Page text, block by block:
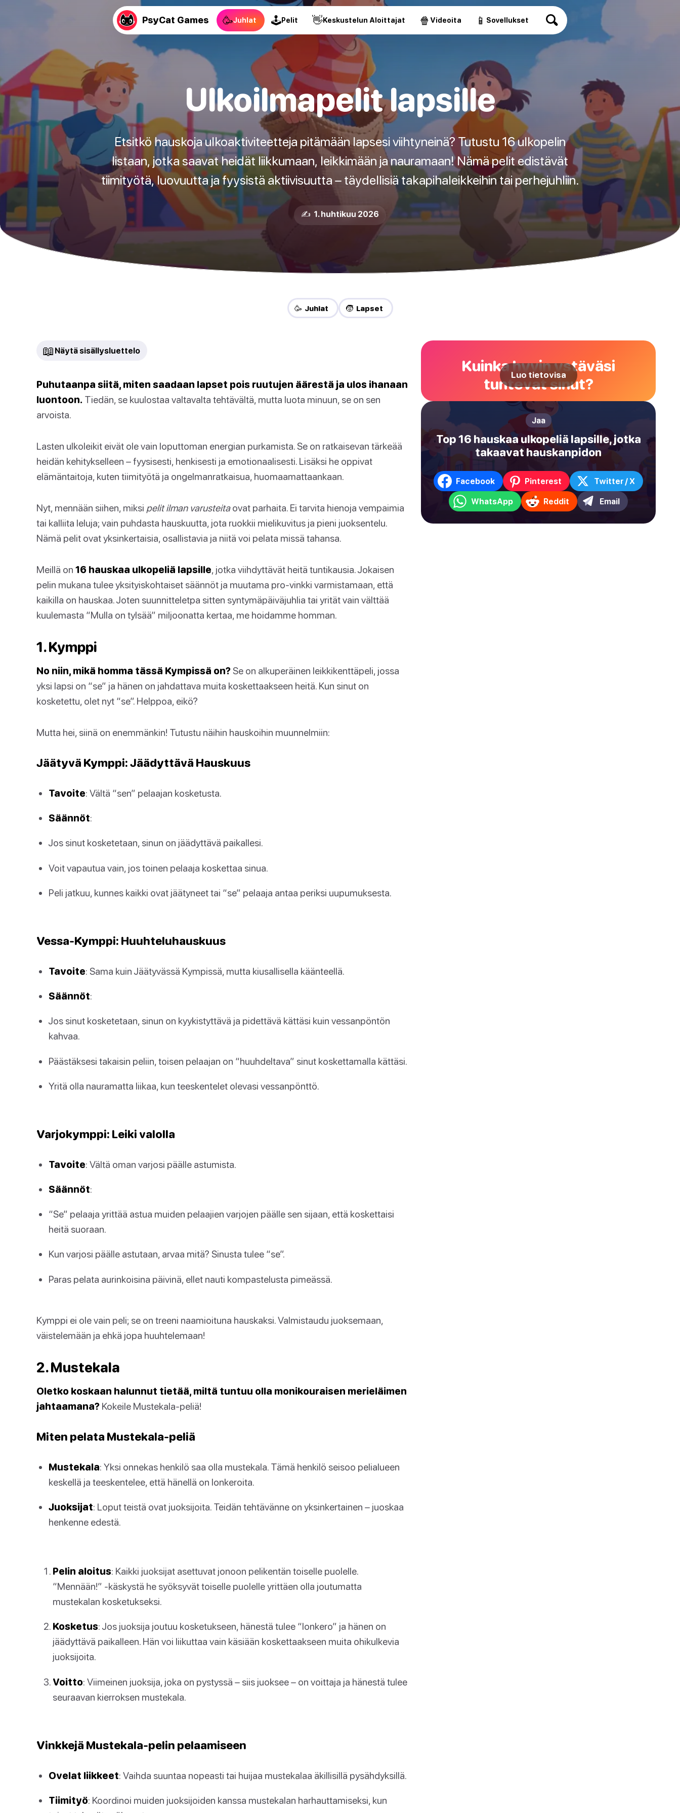
PsyCat Games 🥳Juhlat 🕹Pelit 👋Keskustelun Aloittajat 🍿 Videoita 📱 Sovellukset
Ulkoilmapelit lapsille
Etsitkö hauskoja ulkoaktiviteetteja pitämään lapsesi viihtyneinä? Tutustu 16 ulkopelin
listaan, jotka saavat heidät liikkumaan, leikkimään ja nauramaan! Nämä pelit edistävät
tiimityötä, luovuutta ja fyysistä aktiivisuutta – täydellisiä takapihaleikkeihin tai perhejuhliin.
✍️ 1. huhtikuu 2026
🥳 Juhlat 🧒 Lapset
📖 Näytä sisällysluettelo
Puhutaanpa siitä, miten saadaan lapset pois ruutujen äärestä ja ulos ihanaan
luontoon. Tiedän, se kuulostaa valtavalta tehtävältä, mutta luota minuun, se on sen
arvoista.
Lasten ulkoleikit eivät ole vain loputtoman energian purkamista. Se on ratkaisevan tärkeää
heidän kehitykselleen – fyysisesti, henkisesti ja emotionaalisesti. Lisäksi he oppivat
elämäntaitoja, kuten tiimityötä ja ongelmanratkaisua, huomaamattaankaan.
Nyt, mennään siihen, miksi pelit ilman varusteitaovat parhaita. Ei tarvita hienoja vempaimia
tai kalliita leluja; vain puhdasta hauskuutta, jota ruokkii mielikuvitus ja pieni juoksentelu.
Nämä pelit ovat yksinkertaisia, osallistavia ja niitä voi pelata missä tahansa.
Meillä on 16 hauskaa ulkopeliä lapsille, jotka viihdyttävät heitä tuntikausia. Jokaisen
pelin mukana tulee yksityiskohtaiset säännöt ja muutama pro-vinkki varmistamaan, että
kaikilla on hauskaa. Joten suunnitteletpa sitten syntymäpäiväjuhlia tai yrität vain välttää
kuulemasta “Mulla on tylsää” miljoonatta kertaa, me hoidamme homman.
1. Kymppi
No niin, mikä homma tässä Kympissä on? Se on alkuperäinen leikkikenttäpeli, jossa
yksi lapsi on “se” ja hänen on jahdattava muita koskettaakseen heitä. Kun sinut on
kosketettu, olet nyt “se”. Helppoa, eikö?
Mutta hei, siinä on enemmänkin! Tutustu näihin hauskoihin muunnelmiin:
Jäätyvä Kymppi: Jäädyttävä Hauskuus
Tavoite: Vältä “sen” pelaajan kosketusta.
Säännöt:
Jos sinut kosketetaan, sinun on jäädyttävä paikallesi.
Voit vapautua vain, jos toinen pelaaja koskettaa sinua.
Peli jatkuu, kunnes kaikki ovat jäätyneet tai “se” pelaaja antaa periksi uupumuksesta.
Vessa-Kymppi: Huuhteluhauskuus
Tavoite: Sama kuin Jäätyvässä Kympissä, mutta kiusallisella käänteellä.
Säännöt:
Jos sinut kosketetaan, sinun on kyykistyttävä ja pidettävä kättäsi kuin vessanpöntön
kahvaa.
Päästäksesi takaisin peliin, toisen pelaajan on “huuhdeltava” sinut koskettamalla kättäsi.
Yritä olla nauramatta liikaa, kun teeskentelet olevasi vessanpönttö.
Varjokymppi: Leiki valolla
Tavoite: Vältä oman varjosi päälle astumista.
Säännöt:
“Se” pelaaja yrittää astua muiden pelaajien varjojen päälle sen sijaan, että koskettaisi
heitä suoraan.
Kun varjosi päälle astutaan, arvaa mitä? Sinusta tulee “se”.
Paras pelata aurinkoisina päivinä, ellet nauti kompastelusta pimeässä.
Kymppi ei ole vain peli; se on treeni naamioituna hauskaksi. Valmistaudu juoksemaan,
väistelemään ja ehkä jopa huuhtelemaan!
2. Mustekala
Oletko koskaan halunnut tietää, miltä tuntuu olla monikouraisen merieläimen
jahtaamana? Kokeile Mustekala-peliä!
Miten pelata Mustekala-peliä
Mustekala: Yksi onnekas henkilö saa olla mustekala. Tämä henkilö seisoo pelialueen
keskellä ja teeskentelee, että hänellä on lonkeroita.
Juoksijat: Loput teistä ovat juoksijoita. Teidän tehtävänne on yksinkertainen – juoskaa
henkenne edestä.
Pelin aloitus: Kaikki juoksijat asettuvat jonoon pelikentän toiselle puolelle.
“Mennään!” -käskystä he syöksyvät toiselle puolelle yrittäen olla joutumatta
mustekalan kosketukseksi.
Kosketus: Jos juoksija joutuu kosketukseen, hänestä tulee “lonkero” ja hänen on
jäädyttävä paikalleen. Hän voi liikuttaa vain käsiään koskettaakseen muita ohikulkevia
juoksijoita.
Voitto: Viimeinen juoksija, joka on pystyssä – siis juoksee – on voittaja ja hänestä tulee
seuraavan kierroksen mustekala.
Vinkkejä Mustekala-pelin pelaamiseen
Ovelat liikkeet: Vaihda suuntaa nopeasti tai huijaa mustekalaa äkillisillä pysähdyksillä.
Tiimityö: Koordinoi muiden juoksijoiden kanssa mustekalan harhauttamiseksi, kun
Kuinka hyvin ystäväsi
tuntevat sinut?
Luo tietovisa
Jaa
Top 16 hauskaa ulkopeliä lapsille, jotka
takaavat hauskanpidon
Facebook Pinterest Twitter / X
WhatsApp Reddit Email